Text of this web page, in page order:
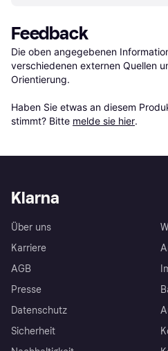
Feedback
Die oben angegebenen
verschiedenen externen Quellen
Orientierung.
Haben Sie etwas an diesem
stimmt? Bitte melde sie hier.
Klarna
Über uns
Karriere
AGB
Presse
Datenschutz
Sicherheit